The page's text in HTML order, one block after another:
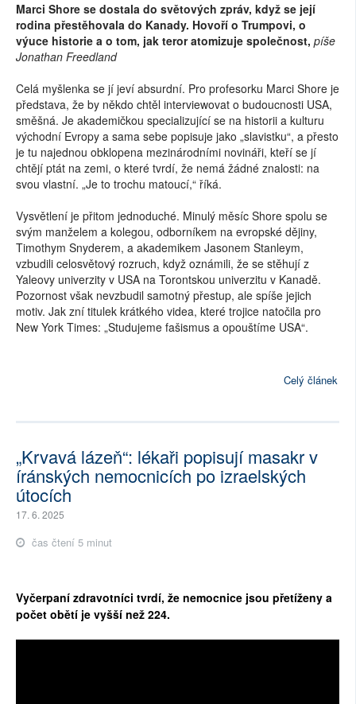
Marci Shore se dostala do světových zpráv, když se její
rodina přestěhovala do Kanady. Hovoří o Trumpovi, o
výuce historie a o tom, jak teror atomizuje společnost, píše
Jonathan Freedland
Celá myšlenka se jí jeví absurdní. Pro profesorku Marci Shore je
představa, že by někdo chtěl interviewovat o budoucnosti USA,
směšná. Je akademičkou specializující se na historii a kulturu
východní Evropy a sama sebe popisuje jako „slavistku“, a přesto
je tu najednou obklopena mezinárodními novináři, kteří se jí
chtějí ptát na zemi, o které tvrdí, že nemá žádné znalosti: na
svou vlastní. „Je to trochu matoucí,“ říká.
Vysvětlení je přitom jednoduché. Minulý měsíc Shore spolu se
svým manželem a kolegou, odborníkem na evropské dějiny,
Timothym Snyderem, a akademikem Jasonem Stanleym,
vzbudili celosvětový rozruch, když oznámili, že se stěhují z
Yaleovy univerzity v USA na Torontskou univerzitu v Kanadě.
Pozornost však nevzbudil samotný přestup, ale spíše jejich
motiv. Jak zní titulek krátkého videa, které trojice natočila pro
New York Times: „Studujeme fašismus a opouštíme USA“.
Celý článek
„Krvavá lázeň“: lékaři popisují masakr v
íránských nemocnicích po izraelských
útocích
17. 6. 2025
čas čtení 5 minut
Vyčerpaní zdravotníci tvrdí, že nemocnice jsou přetíženy a
počet obětí je vyšší než 224.